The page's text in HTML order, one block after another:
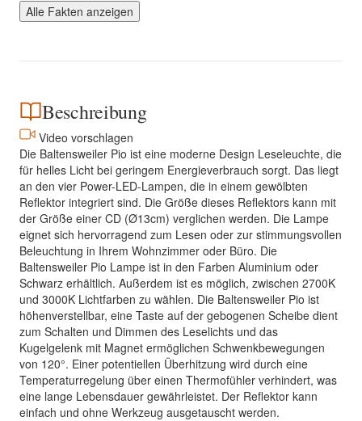
Alle Fakten anzeigen
Beschreibung
Video vorschlagen
Die Baltensweiler Pio ist eine moderne Design Leseleuchte, die
für helles Licht bei geringem Energieverbrauch sorgt. Das liegt
an den vier Power-LED-Lampen, die in einem gewölbten
Reflektor integriert sind. Die Größe dieses Reflektors kann mit
der Größe einer CD (Ø13cm) verglichen werden. Die Lampe
eignet sich hervorragend zum Lesen oder zur stimmungsvollen
Beleuchtung in Ihrem Wohnzimmer oder Büro. Die
Baltensweiler Pio Lampe ist in den Farben Aluminium oder
Schwarz erhältlich. Außerdem ist es möglich, zwischen 2700K
und 3000K Lichtfarben zu wählen. Die Baltensweiler Pio ist
höhenverstellbar, eine Taste auf der gebogenen Scheibe dient
zum Schalten und Dimmen des Leselichts und das
Kugelgelenk mit Magnet ermöglichen Schwenkbewegungen
von 120°. Einer potentiellen Überhitzung wird durch eine
Temperaturregelung über einen Thermofühler verhindert, was
eine lange Lebensdauer gewährleistet. Der Reflektor kann
einfach und ohne Werkzeug ausgetauscht werden.